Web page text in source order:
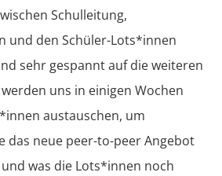
Schulleitung,
und den Schüler-Lots*innen
sehr gespannt auf die weiteren
uns in einigen Wochen
austauschen, um
das neue peer-to-peer Angebot
was die Lots*innen noch